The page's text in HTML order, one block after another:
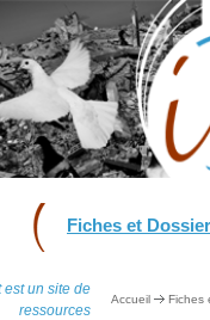
Fiches et
est un site de
ressources
Accueil Fiches